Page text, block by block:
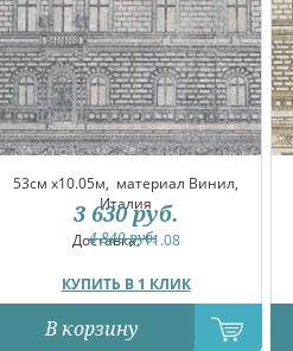
53см x10.05м, материал Винил,
Италия
Доставка:11.08
КУПИТЬ В 1 КЛИК
4 840руб.
3 630 руб.
В корзину